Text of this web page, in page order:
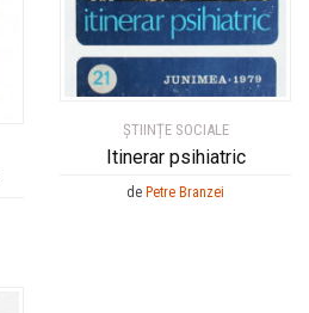
ȘTIINȚE SOCIALE
Itinerar psihiatric
de Petre Branzei